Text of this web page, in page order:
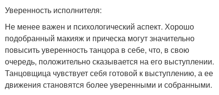
Уверенность исполнителя:
Не менее важен и психологический аспект. Хорошо
подобранный макияж и прическа могут значительно
повысить уверенность танцора в себе, что, в свою
очередь, положительно сказывается на его выступлении.
Танцовщица чувствует себя готовой к выступлению, а ее
движения становятся более уверенными и собранными.